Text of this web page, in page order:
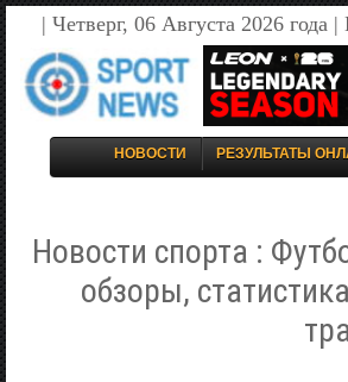
| Четверг, 06 Августа 2026 года
НОВОСТИ РЕЗУЛЬТАТЫ
Новости спорта :
обзоры,